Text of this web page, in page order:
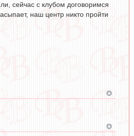
сейчас с клубом договоримся
наш центр никто пройти